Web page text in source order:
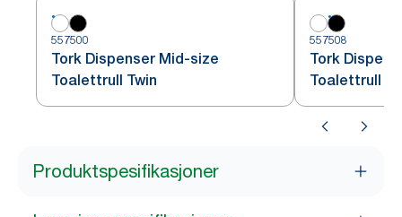
557500
Tork Dispenser Mid-size
Toalettrull Twin
557508
Tork
Toalettrull
Produktspesifikasjoner